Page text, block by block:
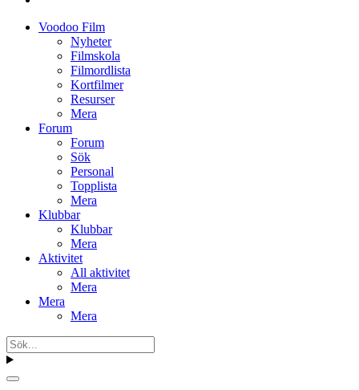
Voodoo Film
Nyheter
Filmskola
Filmordlista
Kortfilmer
Resurser
Mera
Forum
Forum
Sök
Personal
Topplista
Mera
Klubbar
Klubbar
Mera
Aktivitet
All aktivitet
Mera
Mera
Mera